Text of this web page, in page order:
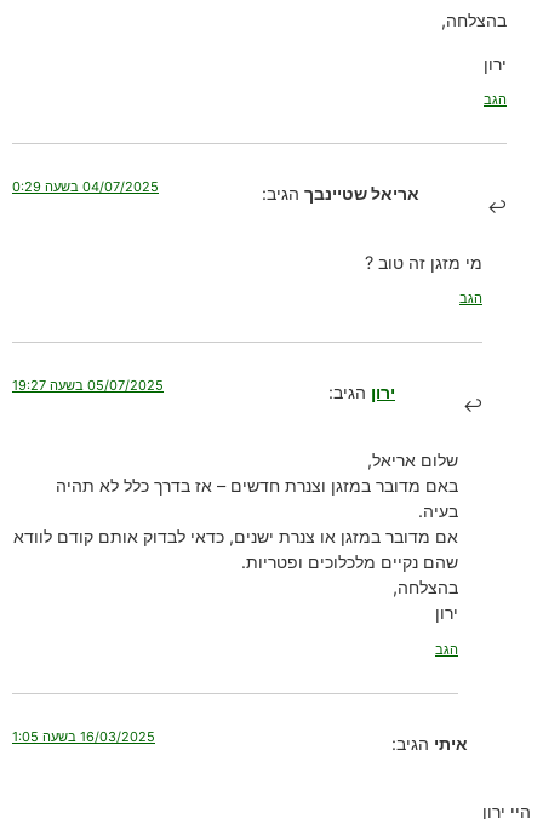
בהצלחה,
ירון
הגב
אריאל שטיינבך הגיב: 04/07/2025 בשעה 0:29
מי מזגן זה טוב ?
הגב
ירון הגיב: 05/07/2025 בשעה 19:27
שלום אריאל,
באם מדובר במזגן וצנרת חדשים – אז בדרך כלל לא תהיה
בעיה.
אם מדובר במזגן או צנרת ישנים, כדאי לבדוק אותם קודם לוודא
שהם נקיים מלכלוכים ופטריות.
בהצלחה,
ירון
הגב
איתי הגיב: 16/03/2025 בשעה 1:05
היי ירון